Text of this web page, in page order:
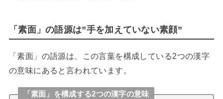
「素面」の語源は”手を加えていない素顔”
「素面」の語源は、この言葉を構成している2つの漢字
の意味にあると言われています。
「素面」を構成する2つの漢字の意味